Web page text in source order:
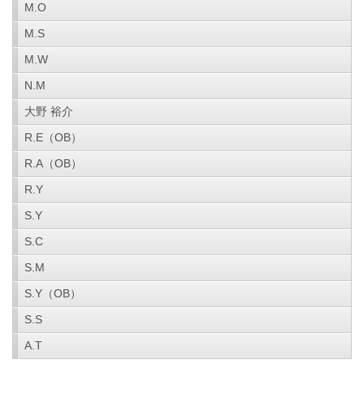
M.O
M.S
M.W
N.M
大野 裕介
R.E（OB）
R.A（OB）
R.Y
S.Y
S.C
S.M
S.Y（OB）
S.S
A.T